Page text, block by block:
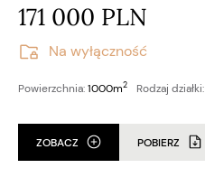
Na wyłączność
171 000 PLN
Powierzchnia:1000m2 Rodzaj działki:
ZOBACZ POBIERZ